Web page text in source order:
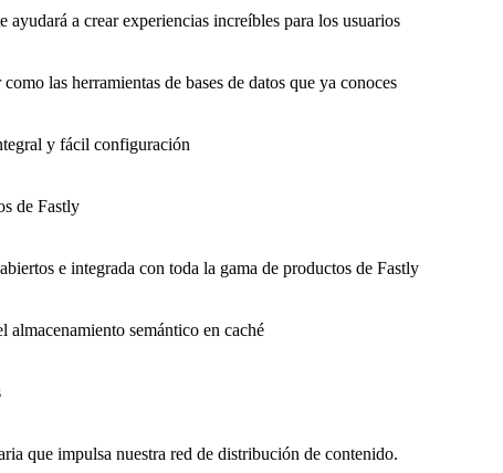
a crear experiencias increíbles para los usuarios
las herramientas de bases de datos que ya conoces
y fácil configuración
de Fastly
e integrada con toda la gama de productos de Fastly
semántico en caché
que impulsa nuestra red de distribución de contenido.